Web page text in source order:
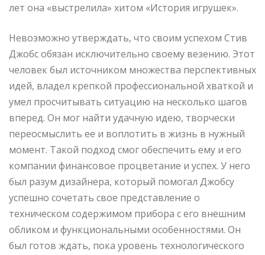
лет она «выстрелила» хитом «История игрушек».
Невозможно утверждать, что своим успехом Стив
Джобс обязан исключительно своему везению. Этот
человек был источником множества перспективных
идей, владел крепкой профессиональной хваткой и
умел просчитывать ситуацию на несколько шагов
вперед. Он мог найти удачную идею, творчески
переосмыслить ее и воплотить в жизнь в нужный
момент. Такой подход смог обеспечить ему и его
компании финансовое процветание и успех. У него
был разум дизайнера, который помогал Джобсу
успешно сочетать свое представление о
техническом содержимом прибора с его внешним
обликом и функциональными особенностями. Он
был готов ждать, пока уровень технологического